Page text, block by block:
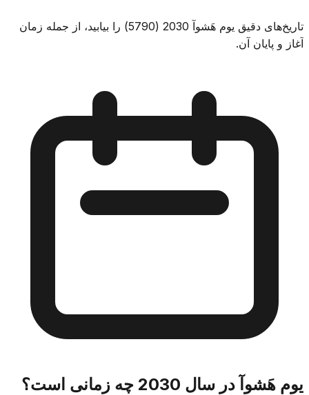
تاریخ‌های دقیق یوم هَشوآ 2030 (5790) را بیابید، از جمله زمان
آغاز و پایان آن.
یوم هَشوآ در سال 2030 چه زمانی است؟